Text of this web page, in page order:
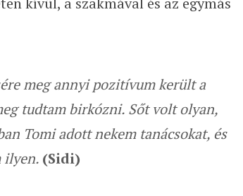
meg annyi pozitívum került a
tudtam birkózni. Sőt volt olyan,
Tomi adott nekem tanácsokat, és
ilyen. (Sidi)